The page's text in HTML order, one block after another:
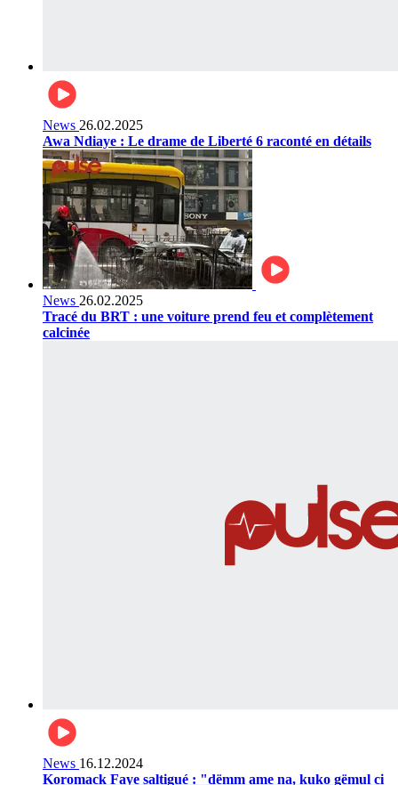
News 26.02.2025
Awa Ndiaye : Le drame de Liberté 6 raconté en détails
News 26.02.2025
Tracé du BRT : une voiture prend feu et complètement
calcinée
News 16.12.2024
Koromack Faye saltigué : "dëmm ame na, kuko gëmul ci